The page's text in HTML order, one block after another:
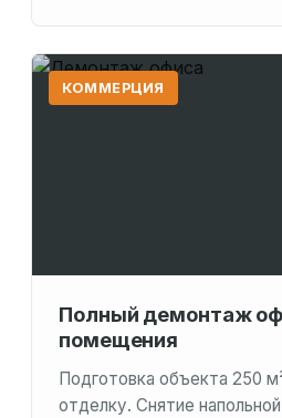
КОММЕРЦИЯ
Полный демонтаж
помещения
Подготовка объекта 250
отделку. Снятие